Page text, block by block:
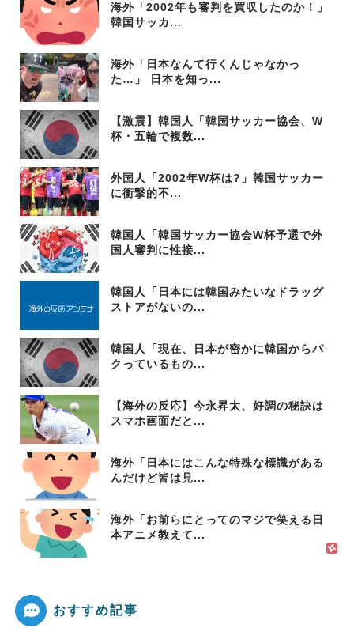
海外「2002年も審判を買収したのか！」
韓国サッカ...
海外「日本なんて行くんじゃなかっ
た…」 日本を知っ...
【激震】韓国人「韓国サッカー協会、W
杯・五輪で複数...
外国人「2002年W杯は?」韓国サッカー
に衝撃的不...
韓国人「韓国サッカー協会W杯予選で外
国人審判に性接...
韓国人「日本には韓国みたいなドラッグ
ストアがないの...
韓国人「現在、日本が密かに韓国からパ
クっているもの...
【海外の反応】今永昇太、好調の秘訣は
スマホ画面だと...
海外「日本にはこんな特殊な標識がある
んだけど皆は見...
海外「お前らにとってのマジで笑える日
本アニメ教えて...
おすすめ記事